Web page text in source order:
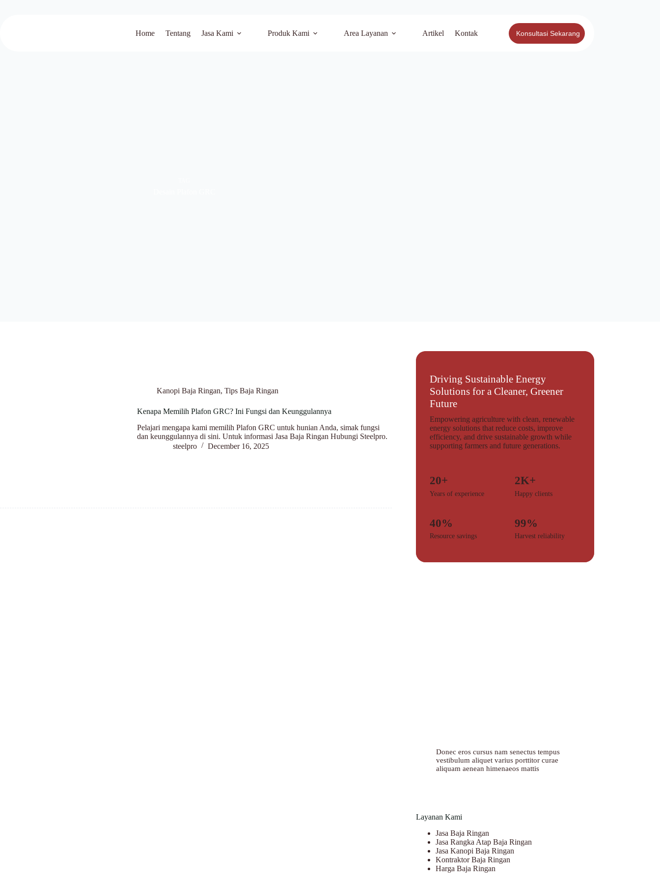
Home Tentang Jasa Kami Produk Kami Area Layanan Artikel Kontak Konsultasi Sekarang
Kanopi Baja Ringan,Tips Baja Ringan
Kenapa Memilih Plafon GRC? Ini Fungsi dan Keunggulannya
Pelajari mengapa kami memilih Plafon GRC untuk hunian Anda, simak fungsi
dan keunggulannya di sini. Untuk informasi Jasa Baja Ringan Hubungi Steelpro.
steelpro
December 16, 2025
Driving Sustainable Energy
Solutions for a Cleaner, Greener
Future
Empowering agriculture with clean, renewable
energy solutions that reduce costs, improve
efficiency, and drive sustainable growth while
supporting farmers and future generations.
20+
Years of experience
2K+
Happy clients
40%
Resource savings
99%
Harvest reliability
Donec eros cursus nam senectus tempus
vestibulum aliquet varius porttitor curae
aliquam aenean himenaeos mattis
Layanan Kami
Jasa Baja Ringan
Jasa Rangka Atap Baja Ringan
Jasa Kanopi Baja Ringan
Kontraktor Baja Ringan
Harga Baja Ringan